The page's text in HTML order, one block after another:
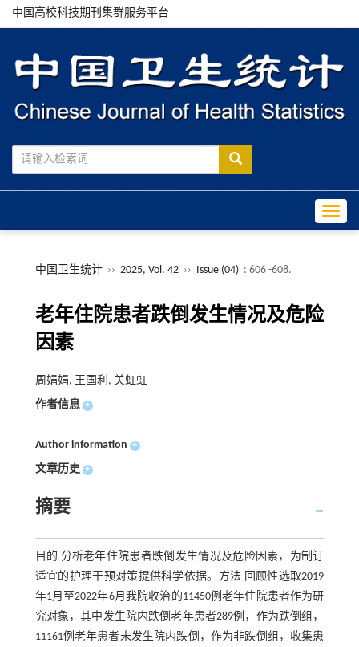
中国高校科技期刊集群服务平台
中国卫生统计 ›› 2025, Vol. 42 ›› Issue (04) : 606 -608.
老年住院患者跌倒发生情况及危险
因素
周娟娟, 王国利, 关虹虹
作者信息 +
Author information +
文章历史 +
摘要
目的 分析老年住院患者跌倒发生情况及危险因素，为制订
适宜的护理干预对策提供科学依据。方法 回顾性选取2019
年1月至2022年6月我院收治的11450例老年住院患者作为研
究对象，其中发生院内跌倒老年患者289例，作为跌倒组，
11161例老年患者未发生院内跌倒，作为非跌倒组，收集患